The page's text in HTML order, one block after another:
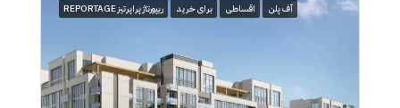
آف پلن اقساطی برای خرید ریپورتاژ پراپرتیز REPORTAGE